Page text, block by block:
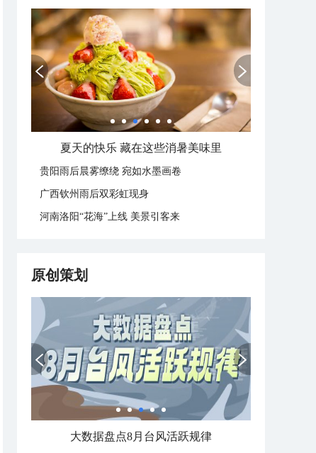
夏天的快乐 藏在这些消暑美味里
贵阳雨后晨雾缭绕 宛如水墨画卷
广西钦州雨后双彩虹现身
河南洛阳“花海”上线 美景引客来
原创策划
大数据盘点8月台风活跃规律